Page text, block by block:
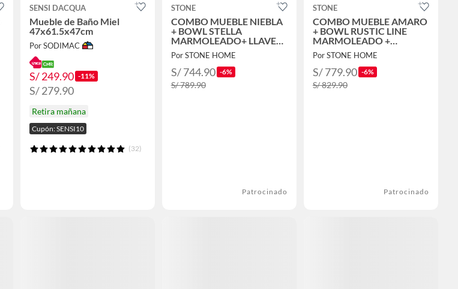
SENSI DACQUA
Mueble de Baño Miel
47x61.5x47cm
Por SODIMAC
S/ 249.90 -11%
S/ 279.90
Retira mañana
Cupón: SENSI10
(32)
STONE
COMBO MUEBLE NIEBLA
+ BOWL STELLA
MARMOLEADO+ LLAVE
CAELI STB-01 CROMADO
+ DESAGUE PUSH
CROMADO
Por STONE HOME
S/ 744.90 -6%
S/ 789.90
Patrocinado
STONE
COMBO MUEBLE AMARO
+ BOWL RUSTIC LINE
MARMOLEADO +
MEZCLADORA COLLEN
STB + DESAGUE PUSH
NEGRO
Por STONE HOME
S/ 779.90 -6%
S/ 829.90
Patrocinado